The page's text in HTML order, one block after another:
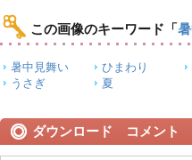
この画像のキーワード 「
暑中見舞い ひまわり
うさぎ
夏
ダウンロード コメント